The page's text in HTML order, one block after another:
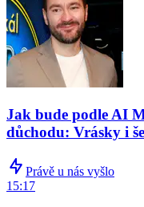
Jak bude podle AI
důchodu: Vrásky i
Právě u nás vyšlo
15:17